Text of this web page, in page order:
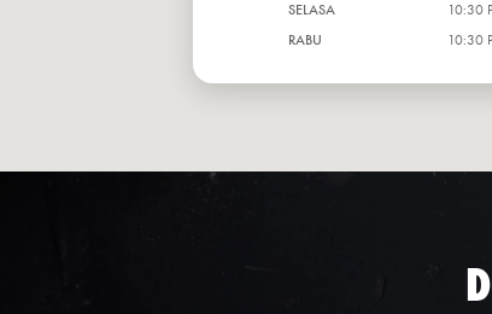
SELASA
10:30
RABU
10:30